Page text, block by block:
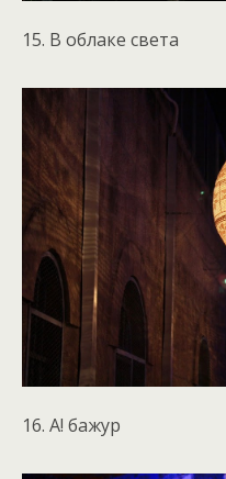
15. В облаке света
16. А! бажур